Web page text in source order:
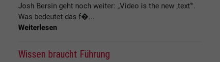
Josh Bersin geht noch weiter: „Video is the new ‚text‘".
Was bedeutet das f�...
Weiterlesen
Wissen braucht Führung